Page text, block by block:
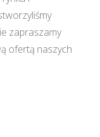
zapraszamy
ofertą naszych